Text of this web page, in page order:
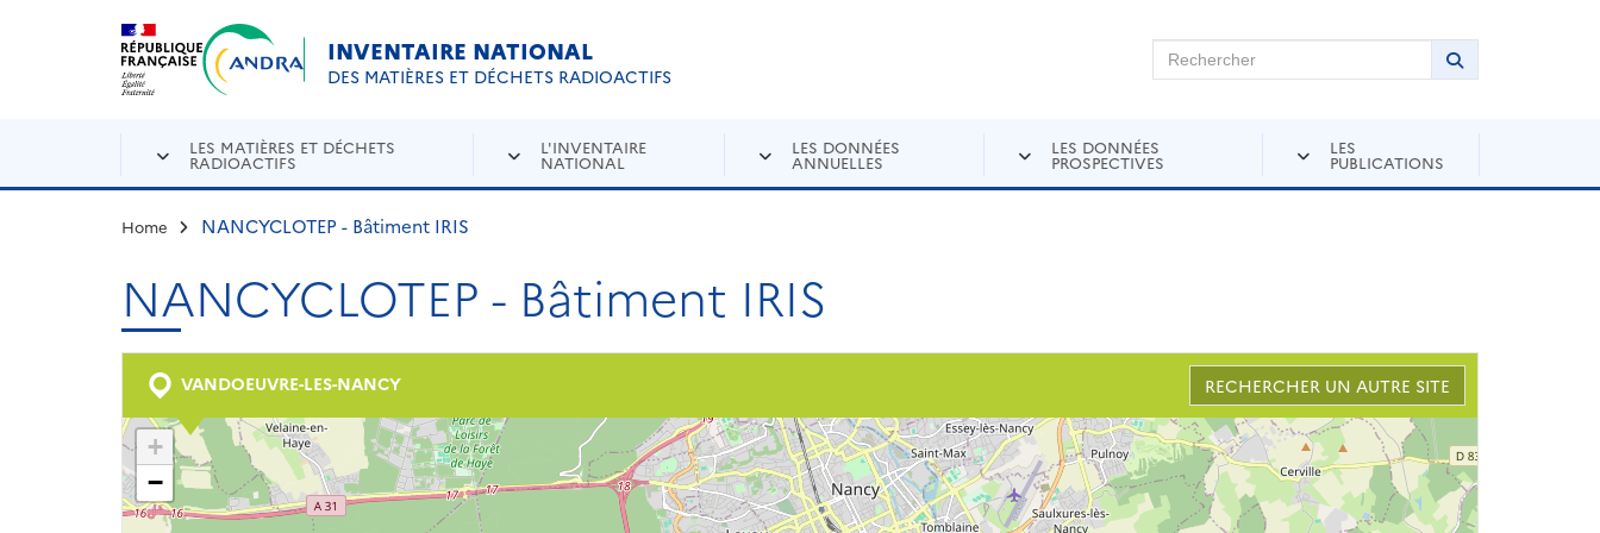
Aller au contenu principal
INVENTAIRE NATIONAL
DES MATIÈRES ET DÉCHETS RADIOACTIFS
Rechercher sur Andra Inventaire Rechercher
Lancer la
LES MATIÈRES ET DÉCHETS
RADIOACTIFS
L'INVENTAIRE
NATIONAL
LES DONNÉES
ANNUELLES
LES DONNÉES
PROSPECTIVES
LES
PUBLICATIONS
Home NANCYCLOTEP - Bâtiment IRIS
NANCYCLOTEP - Bâtiment IRIS
VANDOEUVRE-LES-NANCY RECHERCHER UN AUTRE SITE
+
−